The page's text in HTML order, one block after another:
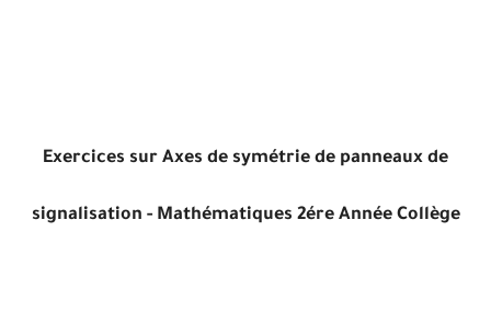
Exercices sur Axes de symétrie de panneaux de
signalisation - Mathématiques 2ére Année Collège